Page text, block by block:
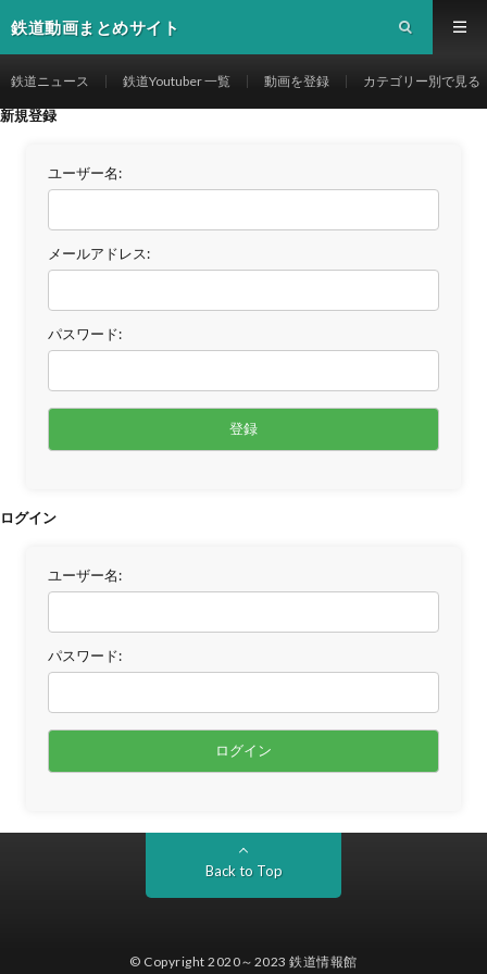
鉄道動画まとめサイト
鉄道ニュース 鉄道Youtuber 一覧 動画を登録 カテゴリー別で見る
新規登録
ユーザー名:
メールアドレス:
パスワード:
ログイン
ユーザー名:
パスワード:
Back to Top
© Copyright 2020～2023鉄道情報館